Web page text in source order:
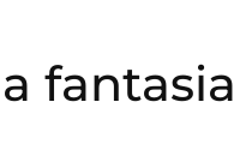
fantasia